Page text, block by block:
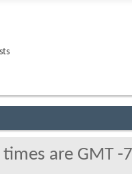
times are GMT